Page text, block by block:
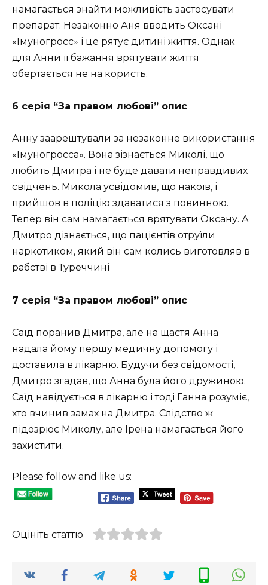
намагається знайти можливість застосувати
препарат. Незаконно Аня вводить Оксані
«Імуногросс» і це рятує дитині життя. Однак
для Анни її бажання врятувати життя
обертається не на користь.
6 серія “За правом любові” опис
Анну заарештували за незаконне використання
«Імуногросса». Вона зізнається Миколі, що
любить Дмитра і не буде давати неправдивих
свідчень. Микола усвідомив, що накоїв, і
прийшов в поліцію здаватися з повинною.
Тепер він сам намагається врятувати Оксану. А
Дмитро дізнається, що пацієнтів отруїли
наркотиком, який він сам колись виготовляв в
рабстві в Туреччині
7 серія “За правом любові” опис
Саїд поранив Дмитра, але на щастя Анна
надала йому першу медичну допомогу і
доставила в лікарню. Будучи без свідомості,
Дмитро згадав, що Анна була його дружиною.
Саїд навідується в лікарню і тоді Ганна розуміє,
хто вчинив замах на Дмитра. Слідство ж
підозрює Миколу, але Ірена намагається його
захистити.
Please follow and like us:
Оцініть статтю